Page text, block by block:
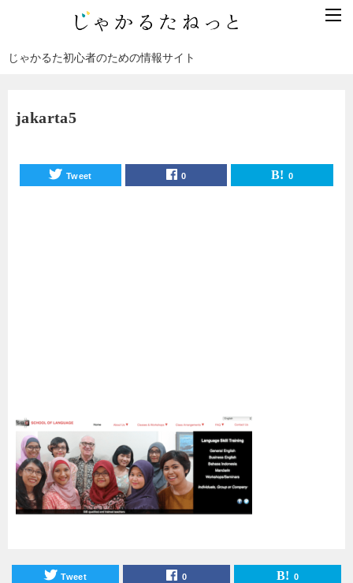
じゃかるた初心者のための情報サイト
jakarta5
Tweet 0 0
Tweet 0 0